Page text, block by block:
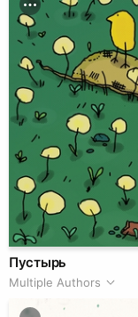
Пустырь
Multiple Authors